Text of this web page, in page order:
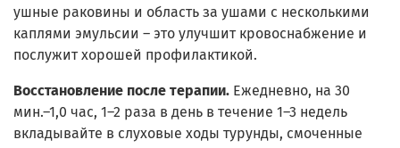
ушные раковины и область за ушами с несколькими
каплями эмульсии – это улучшит кровоснабжение и
послужит хорошей профилактикой.
Восстановление после терапии. Ежедневно, на 30
мин.–1,0 час, 1–2 раза в день в течение 1–3 недель
вкладывайте в слуховые ходы турунды, смоченные